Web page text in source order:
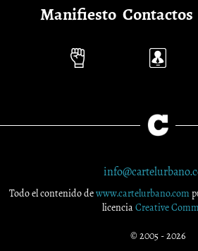
Manifiesto Contactos
Todo el contenido dewww.cartelurbano.com
licenciaCreative
© 2005 - 2026